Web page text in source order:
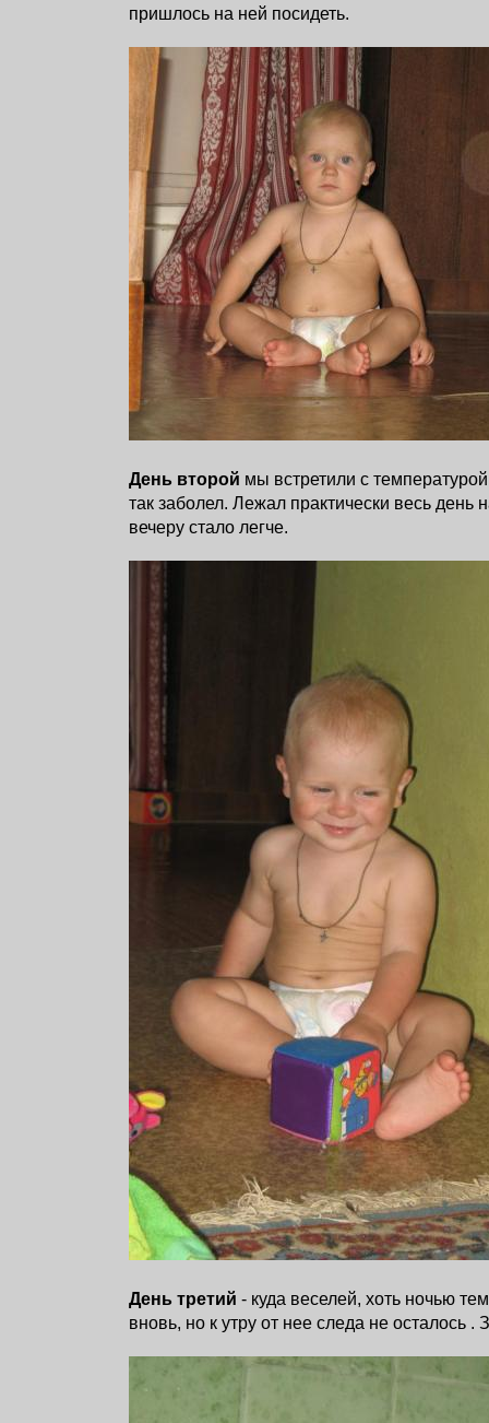
пришлось на ней посидеть.
День второй мы встретили с
так заболел. Лежал практически весь день
вечеру стало легче.
День третий - куда веселей, хоть ночью
вновь, но к утру от нее следа не осталось .